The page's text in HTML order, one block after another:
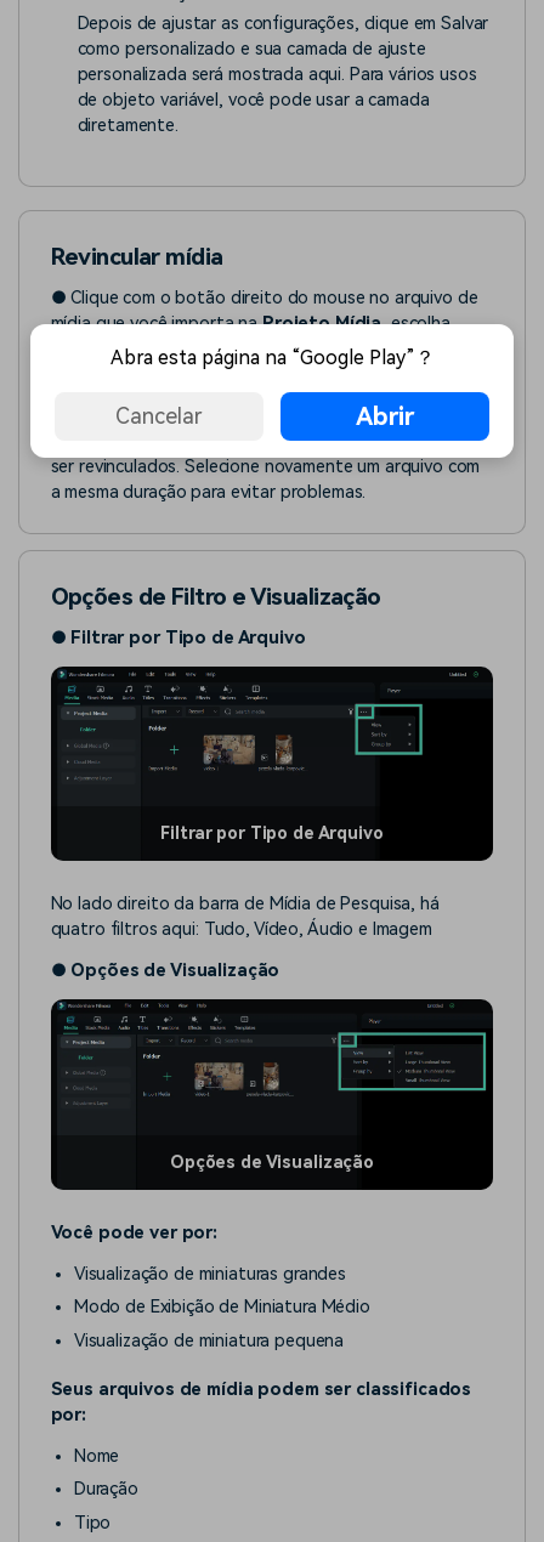
Depois de ajustar as configurações, clique em Salvar
como personalizado e sua camada de ajuste
personalizada será mostrada aqui. Para vários usos
de objeto variável, você pode usar a camada
diretamente.
Revincular mídia
● Clique com o botão direito do mouse no arquivo de
mídia que você importa naProjeto Mídia, escolha
Revincular Mídia, você pode substituir uma nova
● Se o arquivo selecionado e o clipe que você usou no
projeto tiverem durações diferentes, eles não poderão
ser revinculados. Selecione novamente um arquivo com
a mesma duração para evitar problemas.
Opções de Filtro e Visualização
● Filtrar por Tipo de Arquivo
Filtrar por Tipo de Arquivo
No lado direito da barra de Mídia de Pesquisa, há
quatro filtros aqui: Tudo, Vídeo, Áudio e Imagem
● Opções de Visualização
Opções de Visualização
Você pode ver por:
Visualização de miniaturas grandes
Modo de Exibição de Miniatura Médio
Visualização de miniatura pequena
Seus arquivos de mídia podem ser classificados
por:
Nome
Duração
Tipo
Abra esta página na “Google Play”？
Cancelar Abrir